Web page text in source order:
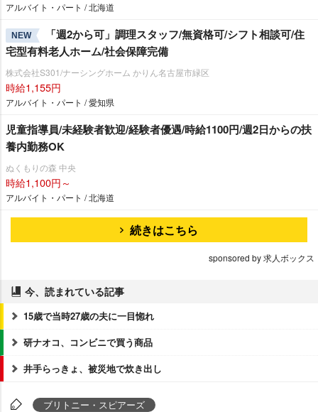
アルバイト・パート / 北海道
NEW
「週2から可」調理スタッフ/無資格可/シフト相談可/住
宅型有料老人ホーム/社会保障完備
株式会社S301/ナーシングホーム かりん名古屋市緑区
時給1,155円
アルバイト・パート / 愛知県
児童指導員/未経験者歓迎/経験者優遇/時給1100円/週2日からの扶
養内勤務OK
ぬくもりの森 中央
時給1,100円～
アルバイト・パート / 北海道
続きはこちら
sponsored by 求人ボックス
今、読まれている記事
15歳で当時27歳の夫に一目惚れ
研ナオコ、コンビニで買う商品
井手らっきょ、被災地で炊き出し
ブリトニー・スピアーズ